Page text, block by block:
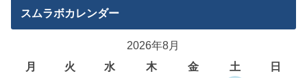
スムラボカレンダー
2026年8月
月
火 水 木 金 土
日